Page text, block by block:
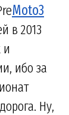
Moto3
в 2013
и
ибо за
Ну,